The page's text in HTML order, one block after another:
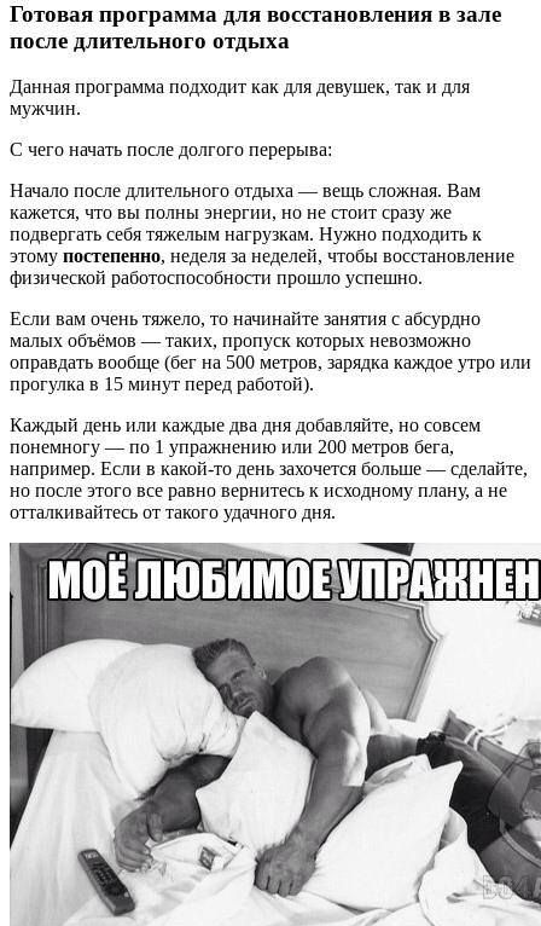
Готовая программа для восстановления в зале
после длительного отдыха
Данная программа подходит как для девушек, так и для
мужчин.
С чего начать после долгого перерыва:
Начало после длительного отдыха — вещь сложная. Вам
кажется, что вы полны энергии, но не стоит сразу же
подвергать себя тяжелым нагрузкам. Нужно подходить к
этому постепенно, неделя за неделей, чтобы восстановление
физической работоспособности прошло успешно.
Если вам очень тяжело, то начинайте занятия с абсурдно
малых объёмов — таких, пропуск которых невозможно
оправдать вообще (бег на 500 метров, зарядка каждое утро или
прогулка в 15 минут перед работой).
Каждый день или каждые два дня добавляйте, но совсем
понемногу — по 1 упражнению или 200 метров бега,
например. Если в какой-то день захочется больше — сделайте,
но после этого все равно вернитесь к исходному плану, а не
отталкивайтесь от такого удачного дня.